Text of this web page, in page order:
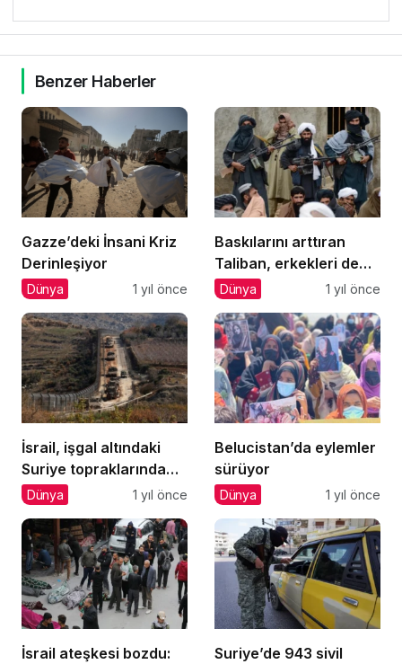
Benzer Haberler
Gazze’deki İnsani Kriz
Derinleşiyor
Dünya 1 yıl önce
Baskılarını arttıran
Taliban, erkekleri de
hedef alıyor
Dünya 1 yıl önce
İsrail, işgal altındaki
Suriye topraklarında
‘Turistik Turlar’
Dünya 1 yıl önce
Belucistan’da eylemler
sürüyor
Dünya 1 yıl önce
İsrail ateşkesi bozdu:
Suriye’de 943 sivil